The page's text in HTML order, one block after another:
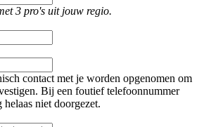
3 pro's uit jouw regio.
contact met je worden opgenomen om
Bij een foutief telefoonnummer
niet doorgezet.